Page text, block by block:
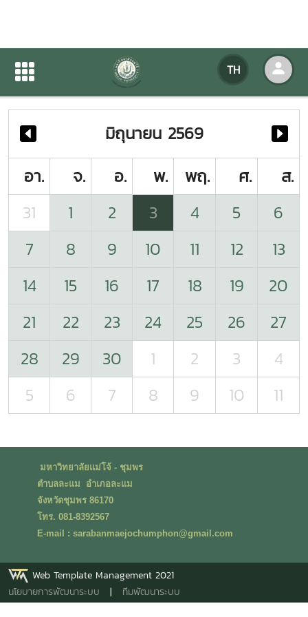
TH
ปฏิทินกิจกรรมของหน่วยงาน
ปฏิทินกิจกรรมของหน่วยงาน
มิถุนายน 2569
อา.
จ. อ. พ. พฤ. ศ.
ส.
31
1 2 3 4 5
6
7
8 9 10 11 12
13
14
15 16 17 18 19
20
21
22 23 24 25 26
27
28
29 30 1 2 3
4
5
6 7 8 9 10 11
มหาวิทยาลัยแม่โจ้ - ชุมพร
ตำบลละแม อำเภอละแม
จังหวัดชุมพร 86170
โทร. 081-8392567
E-mail : sarabanmaejochumphon@gmail.com
Web Template Management 2021
นโยบายการพัฒนาระบบ | ทีมพัฒนาระบบ